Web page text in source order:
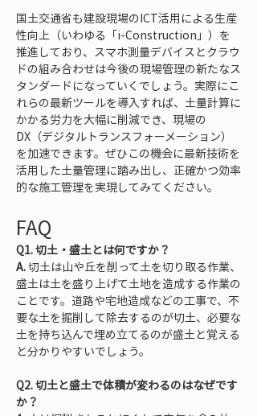
国土交通省も建設現場のICT活用による生産
性向上（いわゆる「i-Construction」）を
推進しており、スマホ測量デバイスとクラウ
ドの組み合わせは今後の現場管理の新たなス
タンダードになっていくでしょう。実際にこ
れらの最新ツールを導入すれば、土量計算に
かかる労力を大幅に削減でき、現場の
DX（デジタルトランスフォーメーション）
を加速できます。ぜひこの機会に最新技術を
活用した土量管理に踏み出し、正確かつ効率
的な施工管理を実現してみてください。
FAQ
Q1. 切土・盛土とは何ですか？
A. 切土は山や丘を削って土を切り取る作業、
盛土は土を盛り上げて土地を造成する作業の
ことです。道路や宅地造成などの工事で、不
要な土を掘削して除去するのが切土、必要な
土を持ち込んで埋め立てるのが盛土と覚える
と分かりやすいでしょう。
Q2. 切土と盛土で体積が変わるのはなぜです
か？